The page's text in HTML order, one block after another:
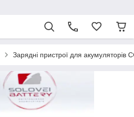
Зарядні пристрої для акумуляторів